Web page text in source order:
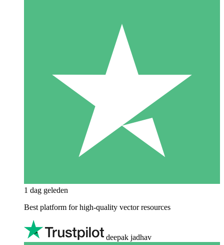
1 dag geleden
Best platform for high-quality vector resources
deepak jadhav